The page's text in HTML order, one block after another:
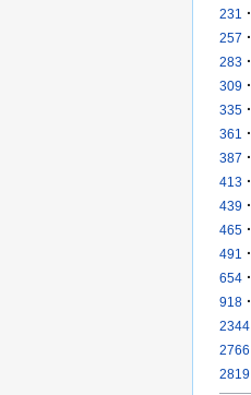
231
·
257 ·
283 ·
309 ·
335 ·
361
·
387 ·
413 ·
439 ·
465 ·
491
·
654 ·
918 ·
2344
2766
2819